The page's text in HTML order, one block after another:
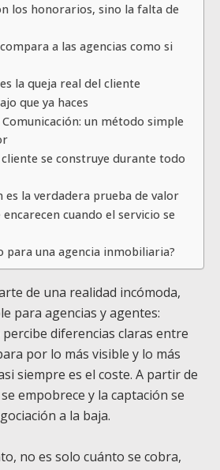
los honorarios, sino la falta de
a las agencias como si
la queja real del cliente
que ya haces
un método simple
se construye durante todo
es la verdadera prueba de valor
cuando el servicio se
para una agencia inmobiliaria?
de una realidad incómoda,
para agencias y agentes:
diferencias claras entre
por lo más visible y lo más
siempre es el coste. A partir de
empobrece y la captación se
a la baja.
no es solo cuánto se cobra,